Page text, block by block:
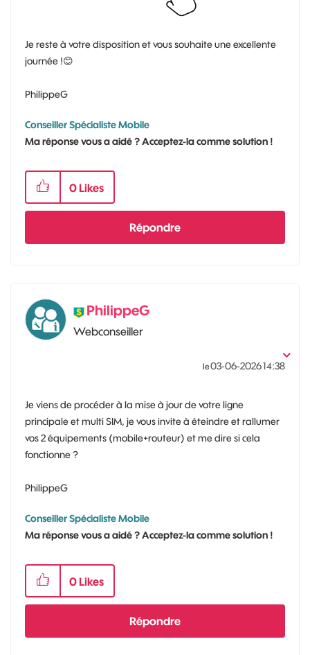
Je reste à votre disposition et vous souhaite une excellente
journée !😊
PhilippeG
Conseiller Spécialiste Mobile
Ma réponse vous a aidé ? Acceptez-la comme solution !
0 Likes
Répondre
PhilippeG
Webconseiller
le‎03-06-202614:38
Je viens de procéder à la mise à jour de votre ligne
principale et multi SIM, je vous invite à éteindre et rallumer
vos 2 équipements (mobile+routeur) et me dire si cela
fonctionne ?
PhilippeG
Conseiller Spécialiste Mobile
Ma réponse vous a aidé ? Acceptez-la comme solution !
0 Likes
Répondre